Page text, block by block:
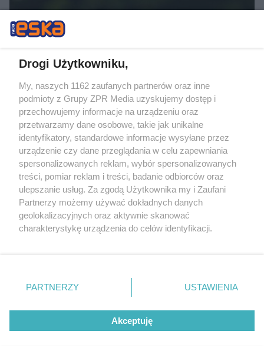
ZAGINIĘCIE W WARSZAWIE
Adam wyszedł na rower i
zniknął. Rodzina apeluje o
pomoc w poszukiwaniach 59-
latka
Powiat łosicki: Podczas spaceru po
lesie znalazła granat moździerzowy!
Drogi Użytkowniku,
My, naszych 1162 zaufanych partnerów oraz inne
podmioty z Grupy ZPR Media uzyskujemy dostęp i
przechowujemy informacje na urządzeniu oraz
przetwarzamy dane osobowe, takie jak unikalne
identyfikatory, standardowe informacje wysyłane przez
urządzenie czy dane przeglądania w celu zapewniania
spersonalizowanych reklam, wybór spersonalizowanych
treści, pomiar reklam i treści, badanie odbiorców oraz
ulepszanie usług. Za zgodą Użytkownika my i Zaufani
Partnerzy możemy używać dokładnych danych
geolokalizacyjnych oraz aktywnie skanować
charakterystykę urządzenia do celów identyfikacji.
zmienić/wycofać klikając przycisk ustawień prywatności
znajdujący się w lewym dolnym rogu strony
rodzaje przetwarzania danych nie wymagają zgody
użytkownika, ale masz prawo sprzeciwić się takiemu
przetwarzaniu. Preferencje będą miały zastosowanie tylko
PARTNERZY USTAWIENIA
Akceptuję